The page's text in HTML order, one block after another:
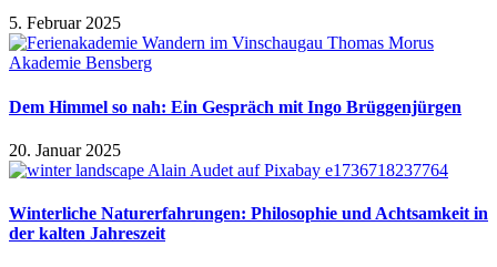
5. Februar 2025
Dem Himmel so nah: Ein Gespräch mit Ingo Brüggenjürgen
20. Januar 2025
Winterliche Naturerfahrungen: Philosophie und Achtsamkeit in
der kalten Jahreszeit